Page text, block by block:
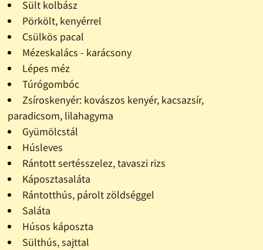
Sült kolbász
Pörkölt, kenyérrel
Csülkös pacal
Mézeskalács - karácsony
Lépes méz
Túrógombóc
Zsíroskenyér: kovászos kenyér, kacsazsír,
paradicsom, lilahagyma
Gyümölcstál
Húsleves
Rántott sertésszelez, tavaszi rizs
Káposztasaláta
Rántotthús, párolt zöldséggel
Saláta
Húsos káposzta
Sülthús, sajttal